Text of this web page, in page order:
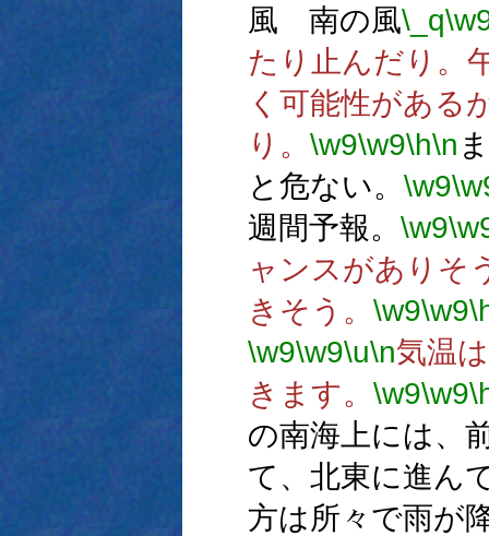
風 南の風\_q
たり止んだり。
く可能性がある
り。 \w9\w9\h\n
と危ない。 \w9
週間予報。 \w9
ャンスがありそ
きそう。 \w9\w9
\w9\w9\u\n気温
きます。 \w9\w9
の南海上には、
て、北東に進ん
方は所々で雨が